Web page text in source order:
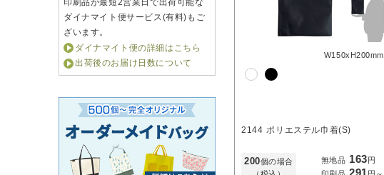
印刷品が最短2営業日で出荷可能な
ダイナマイト便サービス(有料)もご
ざいます。
ダイナマイト便の詳細はこちら
出荷後のお届け日数について
W150xH200mm
2144 ポリエステル巾着(S)
200個の場合
無地品 163 円